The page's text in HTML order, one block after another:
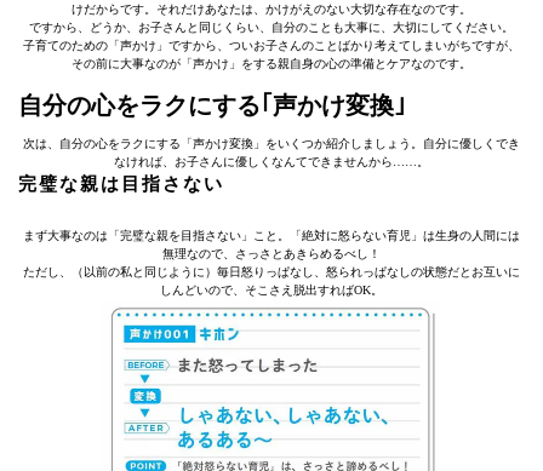
けだからです。それだけあなたは、かけがえのない大切な存在なのです。
ですから、どうか、お子さんと同じくらい、自分のことも大事に、大切にしてください。
子育てのための「声かけ」ですから、ついお子さんのことばかり考えてしまいがちですが、
その前に大事なのが「声かけ」をする親自身の心の準備とケアなのです。
自分の心をラクにする｢声かけ変換｣
次は、自分の心をラクにする「声かけ変換」をいくつか紹介しましょう。自分に優しくでき
なければ、お子さんに優しくなんてできませんから……。
完璧な親は目指さない
まず大事なのは「完璧な親を目指さない」こと。「絶対に怒らない育児」は生身の人間には
無理なので、さっさとあきらめるべし！
ただし、（以前の私と同じように）毎日怒りっぱなし、怒られっぱなしの状態だとお互いに
しんどいので、そこさえ脱出すればOK。